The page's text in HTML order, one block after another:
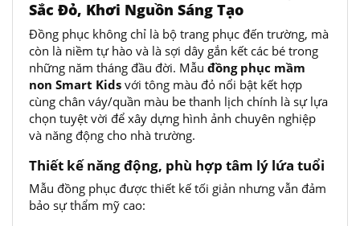
Sắc Đỏ, Khơi Nguồn Sáng Tạo
Đồng phục không chỉ là bộ trang phục đến trường, mà
còn là niềm tự hào và là sợi dây gắn kết các bé trong
những năm tháng đầu đời. Mẫu đồng phục mầm
non Smart Kids với tông màu đỏ nổi bật kết hợp
cùng chân váy/quần màu be thanh lịch chính là sự lựa
chọn tuyệt vời để xây dựng hình ảnh chuyên nghiệp
và năng động cho nhà trường.
Thiết kế năng động, phù hợp tâm lý lứa tuổi
Mẫu đồng phục được thiết kế tối giản nhưng vẫn đảm
bảo sự thẩm mỹ cao: